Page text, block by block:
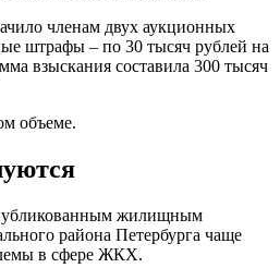
членам двух аукционных
штрафы – по 30 тысяч рублей на
взыскания составила 300 тысяч
объеме.
жилищным
района Петербурга чаще
в сфере ЖКХ.